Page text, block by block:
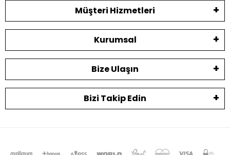
Müşteri Hizmetleri
Kurumsal
Bize Ulaşın
Bizi Takip Edin